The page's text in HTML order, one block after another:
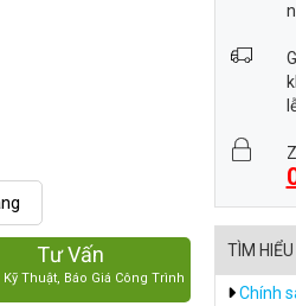
Tư Vấn
Kỹ Thuật, Báo Giá Công Trình
TÌM
Chính